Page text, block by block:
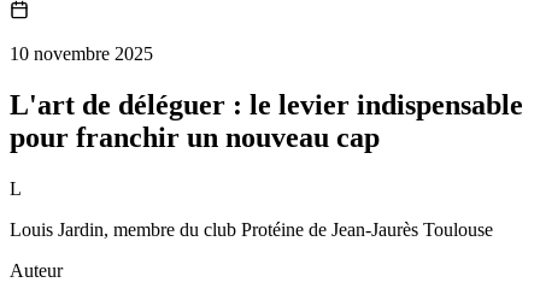
10 novembre 2025
L'art de déléguer : le levier indispensable
pour franchir un nouveau cap
L
Louis Jardin, membre du club Protéine de Jean-Jaurès Toulouse
Auteur